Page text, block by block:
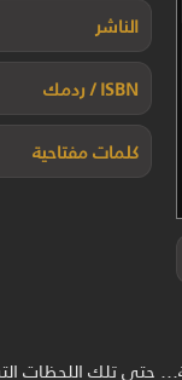
الناشر
ISBN / ردمك
كلمات مفتاحية